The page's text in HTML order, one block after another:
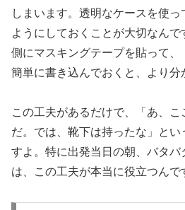
しまいます。透明なケースを使
ようにしておくことが大切なん
側にマスキングテープを貼って、
簡単に書き込んでおくと、より分
この工夫があるだけで、「あ、
だ。では、靴下は持ったな」と
すよ。特に出発当日の朝、バタバ
は、この工夫が本当に役立つんで